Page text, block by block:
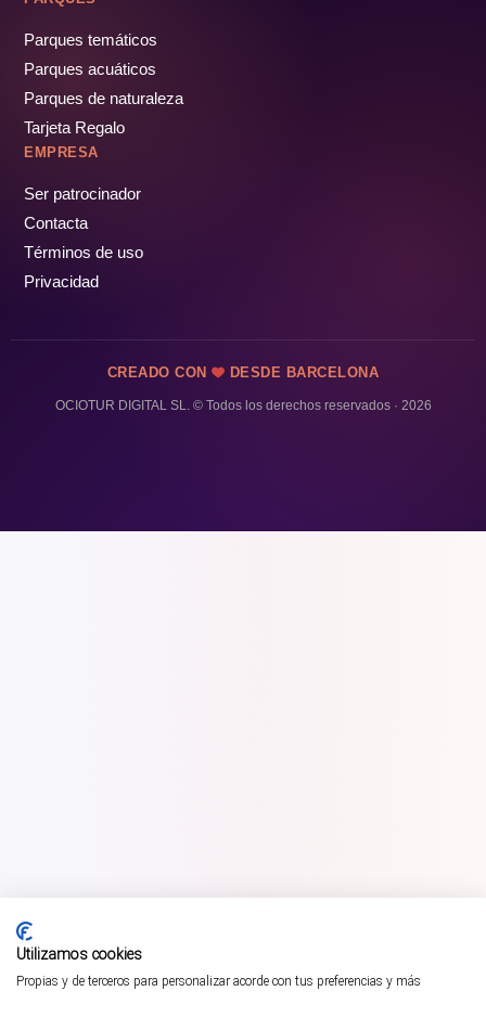
Parques temáticos
Parques acuáticos
Parques de naturaleza
Tarjeta Regalo
EMPRESA
Ser patrocinador
Contacta
Términos de uso
Privacidad
CREADO CON DESDE BARCELONA
OCIOTUR DIGITAL SL. © Todos los derechos reservados · 2026
Utilizamos cookies
Propias y de terceros para personalizar acorde con tus preferencias y más